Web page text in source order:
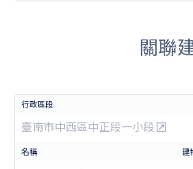
關聯
臺南市中西區中正段一小段